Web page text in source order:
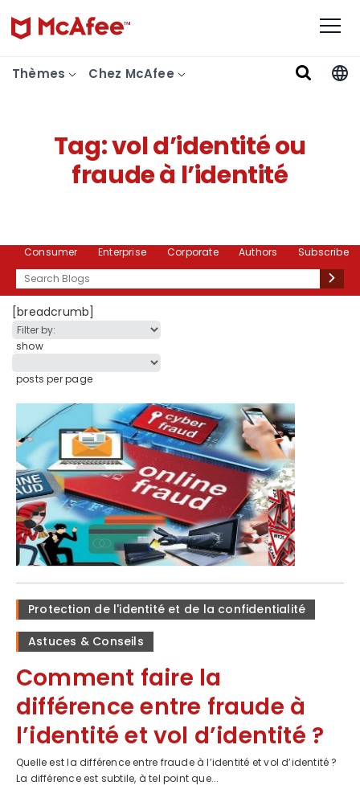
Thèmes Chez McAfee
Tag:vol d’identité ou
fraude à l’identité
Consumer Enterprise Corporate Authors
Subscribe
Search
[breadcrumb]
show
posts per page
Protection de l'identité et de la confidentialité
Astuces & Conseils
Comment faire la
différence entre fraude à
l’identité et vol d’identité ?
Quelle est la différence entre fraude à l’identité et vol d’identité ?
La différence est subtile, à tel point que...